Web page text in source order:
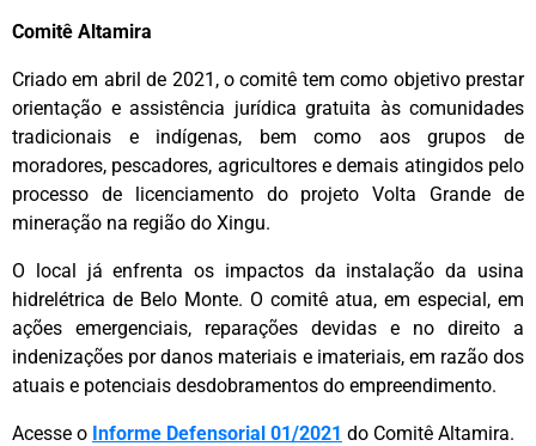
Comitê Altamira
Criado em abril de 2021, o comitê tem como objetivo prestar
orientação e assistência jurídica gratuita às comunidades
tradicionais e indígenas, bem como aos grupos de
moradores, pescadores, agricultores e demais atingidos pelo
processo de licenciamento do projeto Volta Grande de
mineração na região do Xingu.
O local já enfrenta os impactos da instalação da usina
hidrelétrica de Belo Monte. O comitê atua, em especial, em
ações emergenciais, reparações devidas e no direito a
indenizações por danos materiais e imateriais, em razão dos
atuais e potenciais desdobramentos do empreendimento.
Acesse o Informe Defensorial 01/2021 do Comitê Altamira.